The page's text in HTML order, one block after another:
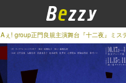
Aぇ! group正門良規主演舞台『十二夜』ミス